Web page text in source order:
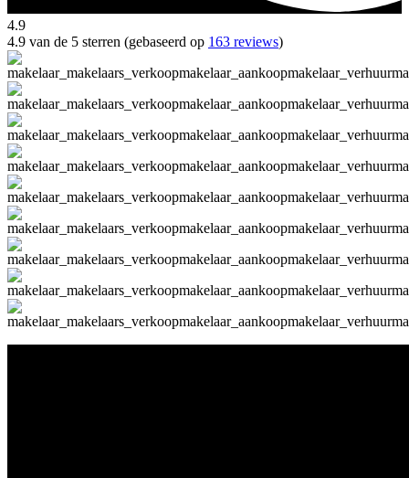
4.9
4.9 van de 5 sterren (gebaseerd op 163 reviews)